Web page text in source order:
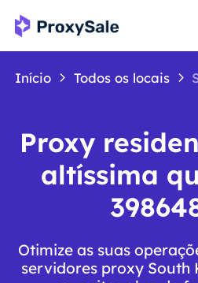
Início Todos os locais
Proxy
altíssima
Otimize as suas
servidores proxy South